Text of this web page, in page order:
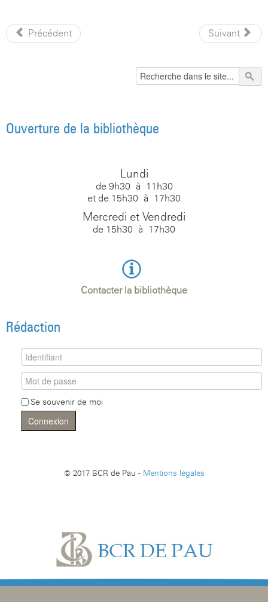
Précédent Suivant
Ouverture de la bibliothèque
Lundi
de 9h30 à 11h30
et de 15h30 à 17h30
Mercredi et Vendredi
de 15h30 à 17h30
Contacter la bibliothèque
Rédaction
Se souvenir de moi
Connexion
© 2017 BCR de Pau - Mentions légales